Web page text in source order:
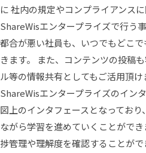
に 社内の規定やコンプライアンスに
ShareWisエンタープライズで行う
都合が悪い社員も、いつでもどこ
きます。 また、コンテンツの投稿
ル等の情報共有としてもご活用頂
ShareWisエンタープライズのイン
図上のインタフェースとなってお
ながら学習を進めていくことがで
捗管理や理解度を確認することが